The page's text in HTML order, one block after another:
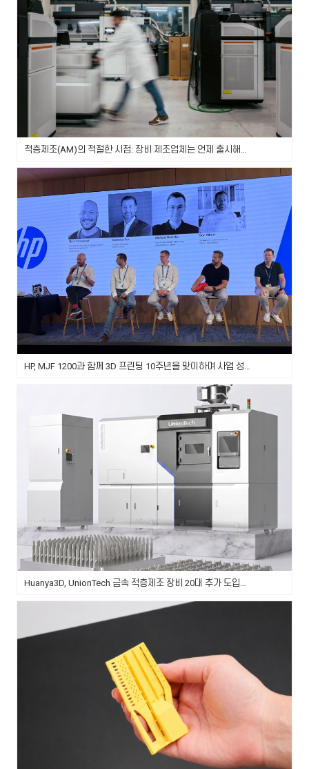
적층제조(AM)의 적절한 시점: 장비 제조업체는 언제 출시해야 하며, AM 사용자는 언제 투자해야 하는가
HP, MJF 1200과 함께 3D 프린팅 10주년을 맞이하며 사업 성장 가속
Huanya3D, UnionTech 금속 적층제조 장비 20대 추가 도입